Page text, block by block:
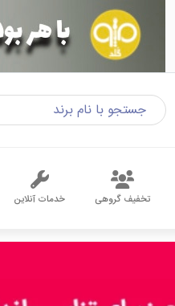
تخفیف گروهی خدمات آنلاین